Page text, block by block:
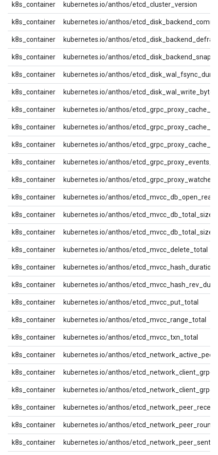
k8s_container kubernetes.io/anthos/etcd_cluster_version
k8s_container kubernetes.io/anthos/
k8s_container kubernetes.io/anthos/
k8s_container kubernetes.io/anthos/
k8s_container kubernetes.io/anthos/
k8s_container kubernetes.io/anthos/
k8s_container kubernetes.io/anthos/
k8s_container kubernetes.io/anthos/
k8s_container kubernetes.io/anthos/
k8s_container kubernetes.io/anthos/
k8s_container kubernetes.io/anthos/
k8s_container kubernetes.io/anthos/
k8s_container kubernetes.io/anthos/
k8s_container kubernetes.io/anthos/
k8s_container kubernetes.io/anthos/etcd_mvcc_delete_total
k8s_container kubernetes.io/anthos/
k8s_container kubernetes.io/anthos/
k8s_container kubernetes.io/anthos/etcd_mvcc_put_total
k8s_container kubernetes.io/anthos/etcd_mvcc_range_total
k8s_container kubernetes.io/anthos/etcd_mvcc_txn_total
k8s_container kubernetes.io/anthos/
k8s_container kubernetes.io/anthos/
k8s_container kubernetes.io/anthos/
k8s_container kubernetes.io/anthos/
k8s_container kubernetes.io/anthos/
k8s_container kubernetes.io/anthos/